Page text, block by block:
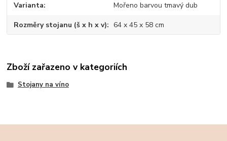
Varianta Mořeno barvou tmavý dub
Rozměry stojanu (š x h x v) 64 x 45 x 58 cm
Zboží zařazeno v kategoriích
Stojany na víno